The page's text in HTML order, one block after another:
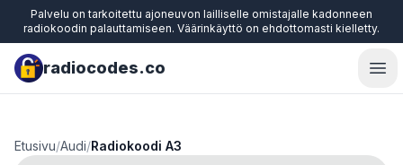
Palvelu on tarkoitettu ajoneuvon lailliselle omistajalle kadonneen
radiokoodin palauttamiseen. Väärinkäyttö on ehdottomasti kielletty.
radiocodes.co
Etusivu/Audi/Radiokoodi A3